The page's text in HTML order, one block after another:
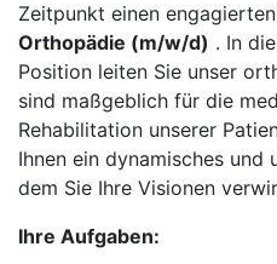
Zeitpunkt einen
Orthopädie (m/w/d) . In
Position leiten Sie unser
sind maßgeblich für die
Rehabilitation unserer
Ihnen ein dynamisches
dem Sie Ihre Visionen
Ihre Aufgaben: